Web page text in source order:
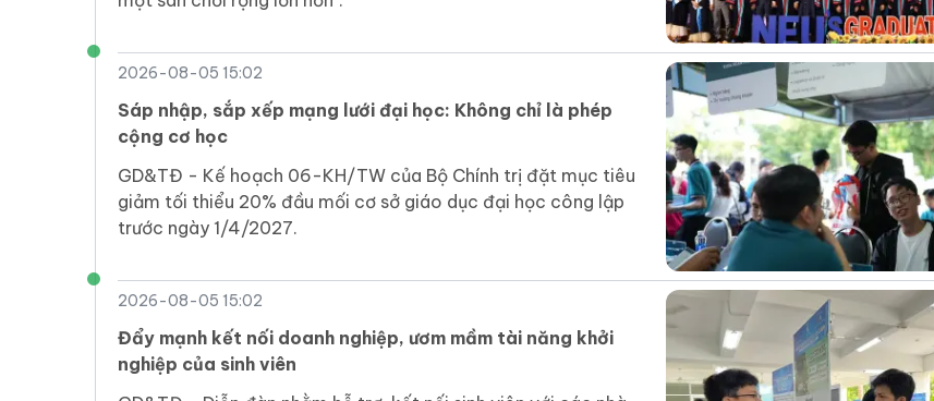
2026-08-05 15:02
Sáp nhập, sắp xếp mạng lưới đại học: Không chỉ là phép
cộng cơ học
GD&TĐ - Kế hoạch 06-KH/TW của Bộ Chính trị đặt mục tiêu
giảm tối thiểu 20% đầu mối cơ sở giáo dục đại học công lập
trước ngày 1/4/2027.
2026-08-05 15:02
Đẩy mạnh kết nối doanh nghiệp, ươm mầm tài năng khởi
nghiệp của sinh viên